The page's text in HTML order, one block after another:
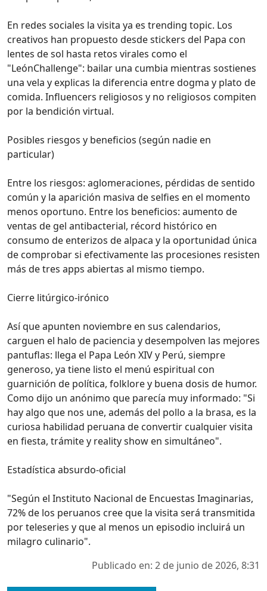
En redes sociales la visita ya es trending topic. Los
creativos han propuesto desde stickers del Papa con
lentes de sol hasta retos virales como el
"LeónChallenge": bailar una cumbia mientras sostienes
una vela y explicas la diferencia entre dogma y plato de
comida. Influencers religiosos y no religiosos compiten
por la bendición virtual.
Posibles riesgos y beneficios (según nadie en
particular)
Entre los riesgos: aglomeraciones, pérdidas de sentido
común y la aparición masiva de selfies en el momento
menos oportuno. Entre los beneficios: aumento de
ventas de gel antibacterial, récord histórico en
consumo de enterizos de alpaca y la oportunidad única
de comprobar si efectivamente las procesiones resisten
más de tres apps abiertas al mismo tiempo.
Cierre litúrgico-irónico
Así que apunten noviembre en sus calendarios,
carguen el halo de paciencia y desempolven las mejores
pantuflas: llega el Papa León XIV y Perú, siempre
generoso, ya tiene listo el menú espiritual con
guarnición de política, folklore y buena dosis de humor.
Como dijo un anónimo que parecía muy informado: "Si
hay algo que nos une, además del pollo a la brasa, es la
curiosa habilidad peruana de convertir cualquier visita
en fiesta, trámite y reality show en simultáneo".
Estadística absurdo‑oficial
"Según el Instituto Nacional de Encuestas Imaginarias,
72% de los peruanos cree que la visita será transmitida
por teleseries y que al menos un episodio incluirá un
milagro culinario".
Publicado en: 2 de junio de 2026, 8:31